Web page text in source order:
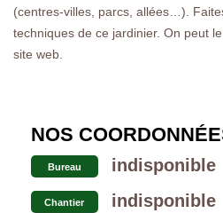
(centres-villes, parcs, allées…).
techniques de ce jardinier. On peut
site web.
NOS
Bureau indisponible
Chantier indisponible